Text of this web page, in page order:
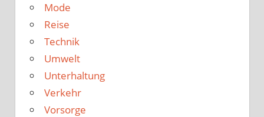
Mode
Reise
Technik
Umwelt
Unterhaltung
Verkehr
Vorsorge